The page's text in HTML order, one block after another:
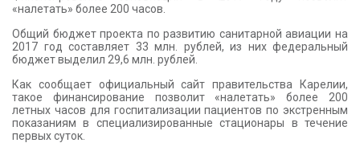
«налетать» более 200 часов.
Общий бюджет проекта по развитию санитарной авиации на
2017 год составляет 33 млн. рублей, из них федеральный
бюджет выделил 29,6 млн. рублей.
Как сообщает официальный сайт правительства Карелии,
такое финансирование позволит «налетать» более 200
летных часов для госпитализации пациентов по экстренным
показаниям в специализированные стационары в течение
первых суток.